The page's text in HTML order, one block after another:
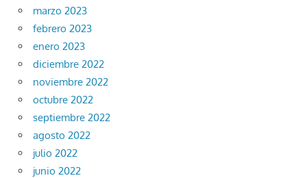
marzo 2023
febrero 2023
enero 2023
diciembre 2022
noviembre 2022
octubre 2022
septiembre 2022
agosto 2022
julio 2022
junio 2022